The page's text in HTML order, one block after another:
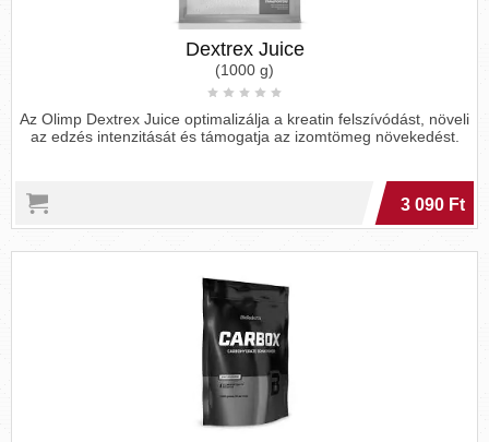
Dextrex Juice
(1000 g)
Az Olimp Dextrex Juice optimalizálja a kreatin felszívódást, növeli
az edzés intenzitását és támogatja az izomtömeg növekedést.
3 090 Ft